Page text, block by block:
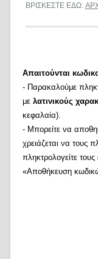
ΒΡΙΣΚΕΣΤΕ ΕΔΩ:
Απαιτούνται
- Παρακαλούμε
με λατινικούς
κεφαλαία).
- Μπορείτε να
χρειάζεται να τους
πληκτρολογείτε
«Αποθήκευση